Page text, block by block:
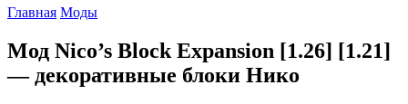
Главная Моды
Мод Nico’s Block Expansion [1.26] [1.21]
— декоративные блоки Нико